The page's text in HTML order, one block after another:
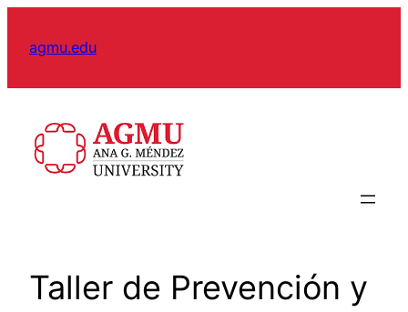
agmu.edu
Taller de Prevención y